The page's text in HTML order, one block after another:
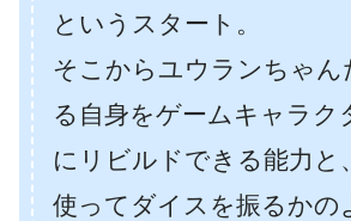
というスタート。
そこからユウランちゃん
る自身をゲームキャラク
にリビルドできる能力と
使ってダイスを振るかの